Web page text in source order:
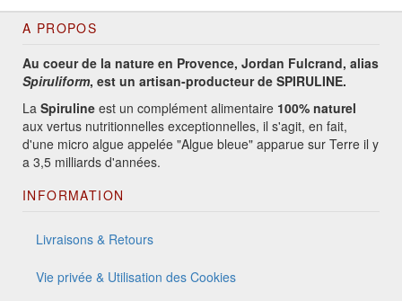
A PROPOS
Au coeur de la nature en Provence, Jordan Fulcrand, alias
Spiruliform, est un artisan-producteur de SPIRULINE.
La Spiruline est un complément alimentaire 100% naturel
aux vertus nutritionnelles exceptionnelles, il s'agit, en fait,
d'une micro algue appelée "Algue bleue" apparue sur Terre il y
a 3,5 milliards d'années.
INFORMATION
Livraisons & Retours
Vie privée & Utilisation des Cookies